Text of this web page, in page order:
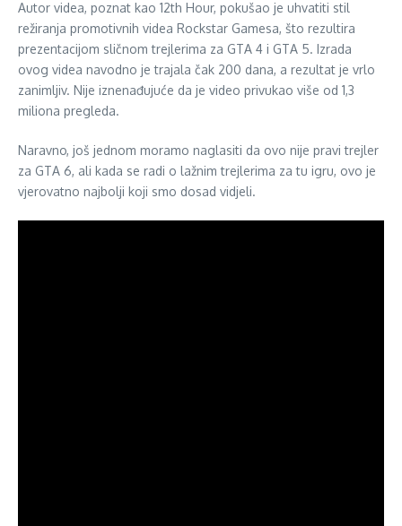
Autor videa, poznat kao 12th Hour, pokušao je uhvatiti stil
režiranja promotivnih videa Rockstar Gamesa, što rezultira
prezentacijom sličnom trejlerima za GTA 4 i GTA 5. Izrada
ovog videa navodno je trajala čak 200 dana, a rezultat je vrlo
zanimljiv. Nije iznenađujuće da je video privukao više od 1,3
miliona pregleda.
Naravno, još jednom moramo naglasiti da ovo nije pravi trejler
za GTA 6, ali kada se radi o lažnim trejlerima za tu igru, ovo je
vjerovatno najbolji koji smo dosad vidjeli.